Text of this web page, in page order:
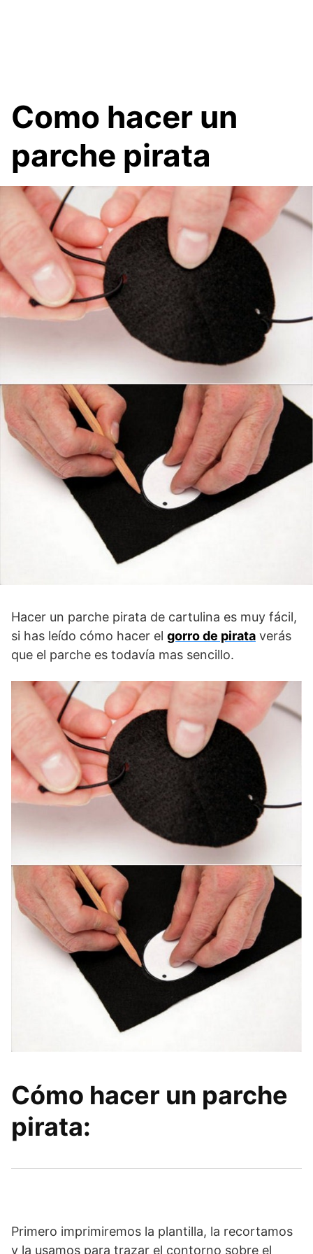
Como hacer un
parche pirata
Hacer un parche pirata de cartulina es muy fácil,
si has leído cómo hacer el gorro de pirata verás
que el parche es todavía mas sencillo.
Cómo hacer un parche
pirata:
Primero imprimiremos la plantilla, la recortamos
y la usamos para trazar el contorno sobre el